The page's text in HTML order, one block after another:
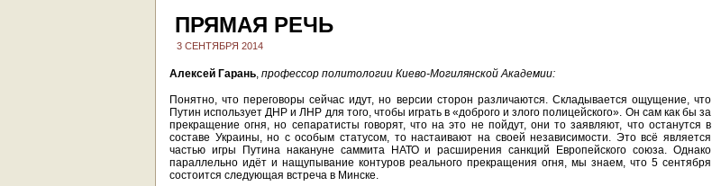
ПРЯМАЯ РЕЧЬ
3 СЕНТЯБРЯ 2014
Алексей Гарань, профессор политологии Киево-Могилянской Академии:
Понятно, что переговоры сейчас идут, но версии сторон различаются. Складывается ощущение, что
Путин использует ДНР и ЛНР для того, чтобы играть в «доброго и злого полицейского». Он сам как бы за
прекращение огня, но сепаратисты говорят, что на это не пойдут, они то заявляют, что останутся в
составе Украины, но с особым статусом, то настаивают на своей независимости. Это всё является
частью игры Путина накануне саммита НАТО и расширения санкций Европейского союза. Однако
параллельно идёт и нащупывание контуров реального прекращения огня, мы знаем, что 5 сентября
состоится следующая встреча в Минске.